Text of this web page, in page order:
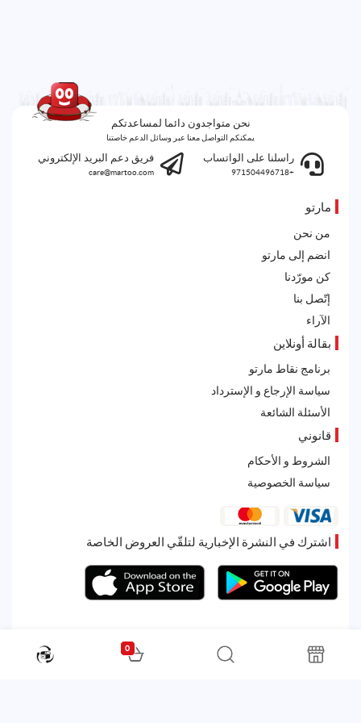
نحن متواجدون دائما لمساعدتكم
يمكنكم التواصل معنا عبر وسائل الدعم خاصتنا
راسلنا على الواتساب
+971504496718
فريق دعم البريد الإلكتروني
care@martoo.com
مارتو
من نحن
انضم إلى مارتو
كن مورّدنا
إتّصل بنا
الآراء
بقالة أونلاين
برنامج نقاط مارتو
سياسة الإرجاع و الإسترداد
الأسئلة الشائعة
قانوني
الشروط و الأحكام
سياسة الخصوصية
اشترك في النشرة الإخبارية لتلقّي العروض الخاصة
All rights reserved. Powered by Martoo © 2026
0